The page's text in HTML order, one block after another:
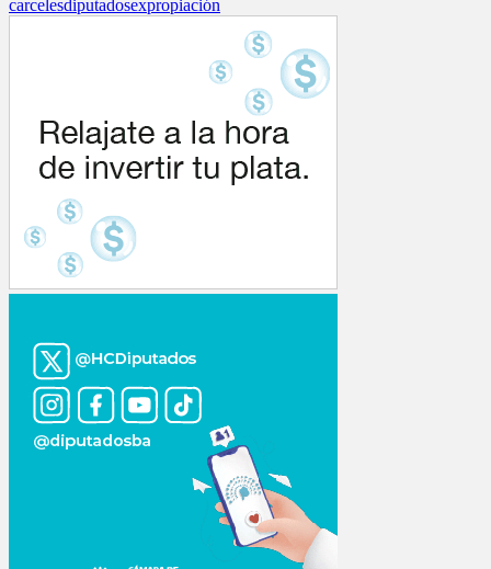
carcelesdiputadosexpropiación